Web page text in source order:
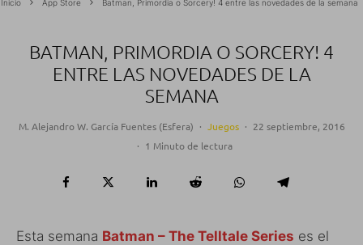
Inicio App Store Batman, Primordia o Sorcery! 4 entre las novedades de la semana
BATMAN, PRIMORDIA O SORCERY! 4
ENTRE LAS NOVEDADES DE LA
SEMANA
M. Alejandro W. García Fuentes (Esfera) · Juegos · 22 septiembre, 2016
· 1 Minuto de lectura
Esta semana Batman – The Telltale Series es el